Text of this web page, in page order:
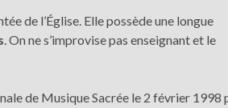
de l’Église. Elle possède une longue
. On ne s’improvise pas enseignant et le
de Musique Sacrée le 2 février 1998